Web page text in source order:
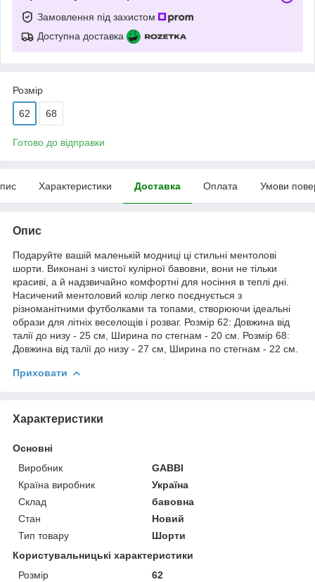
Замовлення під захистом
Доступна доставка
Розмір
62 68
Готово до відправки
Характеристики Доставка Оплата Умови
Опис
Подаруйте вашій маленькій модниці ці стильні ментолові
шорти. Виконані з чистої кулірної бавовни, вони не тільки
красиві, а й надзвичайно комфортні для носіння в теплі дні.
Насичений ментоловий колір легко поєднується з
різноманітними футболками та топами, створюючи ідеальні
образи для літніх веселощів і розваг. Розмір 62: Довжина від
талії до низу - 25 см, Ширина по стегнам - 20 см. Розмір 68:
Довжина від талії до низу - 27 см, Ширина по стегнам - 22 см.
Приховати
Характеристики
Основні
Виробник
GABBI
Країна виробник
Україна
Склад
бавовна
Стан
Новий
Тип товару
Шорти
Користувальницькі характеристики
Розмір
62